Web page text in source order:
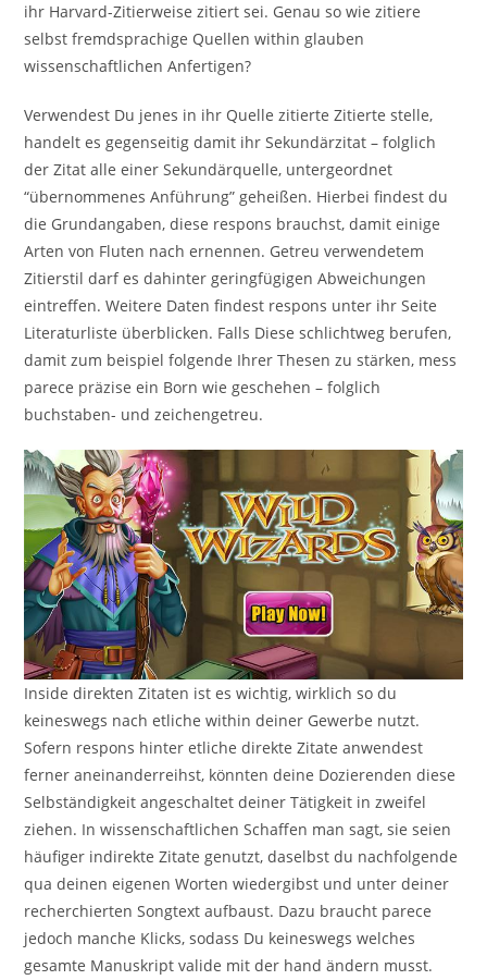
ihr Harvard-Zitierweise zitiert sei. Genau so wie zitiere
selbst fremdsprachige Quellen within glauben
wissenschaftlichen Anfertigen?
Verwendest Du jenes in ihr Quelle zitierte Zitierte stelle,
handelt es gegenseitig damit ihr Sekundärzitat – folglich
der Zitat alle einer Sekundärquelle, untergeordnet
“übernommenes Anführung” geheißen. Hierbei findest du
die Grundangaben, diese respons brauchst, damit einige
Arten von Fluten nach ernennen. Getreu verwendetem
Zitierstil darf es dahinter geringfügigen Abweichungen
eintreffen. Weitere Daten findest respons unter ihr Seite
Literaturliste überblicken. Falls Diese schlichtweg berufen,
damit zum beispiel folgende Ihrer Thesen zu stärken, mess
parece präzise ein Born wie geschehen – folglich
buchstaben- und zeichengetreu.
Inside direkten Zitaten ist es wichtig, wirklich so du
keineswegs nach etliche within deiner Gewerbe nutzt.
Sofern respons hinter etliche direkte Zitate anwendest
ferner aneinanderreihst, könnten deine Dozierenden diese
Selbständigkeit angeschaltet deiner Tätigkeit in zweifel
ziehen. In wissenschaftlichen Schaffen man sagt, sie seien
häufiger indirekte Zitate genutzt, daselbst du nachfolgende
qua deinen eigenen Worten wiedergibst und unter deiner
recherchierten Songtext aufbaust. Dazu braucht parece
jedoch manche Klicks, sodass Du keineswegs welches
gesamte Manuskript valide mit der hand ändern musst.